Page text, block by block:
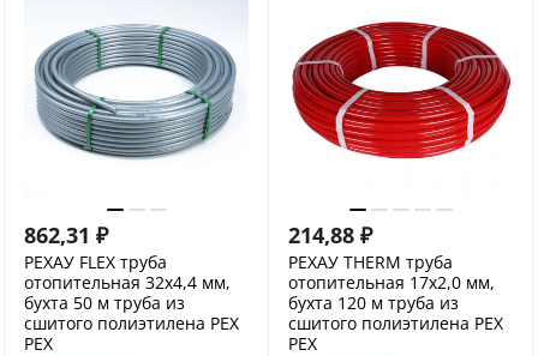
862,31 ₽
РЕХАУ FLEX труба
отопительная 32x4,4 мм,
бухта 50 м труба из
сшитого полиэтилена PEX
PEX
214,88 ₽
РЕХАУ THERM труба
отопительная 17х2,0 мм,
бухта 120 м труба из
сшитого полиэтилена PEX
PEX